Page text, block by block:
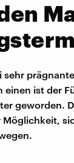
sehr
ist der
geworden.
Möglichkeit,